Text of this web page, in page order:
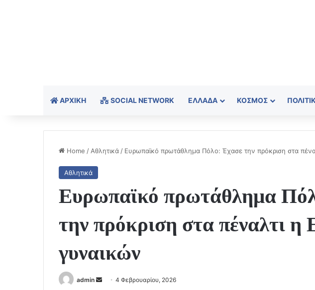
ΑΡΧΙΚΉ SOCIAL NETWORK ΕΛΛΆΔΑ ΚΌΣΜΟΣ
Home / Αθλητικά / Ευρωπαϊκό πρωτάθλημα Πόλο: Έχασε την πρόκριση στα
Αθλητικά
Ευρωπαϊκό πρωτάθλημα
την πρόκριση στα πέναλτι η
γυναικών
admin
Send4 Φεβρουαρίου, 2026